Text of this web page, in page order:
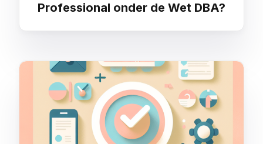
Professional onder de Wet DBA?